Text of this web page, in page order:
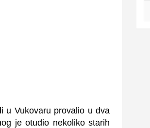
u Vukovaru provalio u dva
je otuđio nekoliko starih